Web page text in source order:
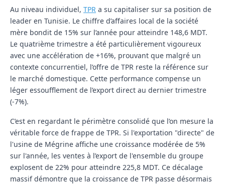
Au niveau individuel, TPR a su capitaliser sur sa position de
leader en Tunisie. Le chiffre d’affaires local de la société
mère bondit de 15% sur l’année pour atteindre 148,6 MDT.
Le quatrième trimestre a été particulièrement vigoureux
avec une accélération de +16%, prouvant que malgré un
contexte concurrentiel, l’offre de TPR reste la référence sur
le marché domestique. Cette performance compense un
léger essoufflement de l’export direct au dernier trimestre
(-7%).
C’est en regardant le périmètre consolidé que l’on mesure la
véritable force de frappe de TPR. Si l'exportation "directe" de
l'usine de Mégrine affiche une croissance modérée de 5%
sur l'année, les ventes à l’export de l'ensemble du groupe
explosent de 22% pour atteindre 225,8 MDT. Ce décalage
massif démontre que la croissance de TPR passe désormais